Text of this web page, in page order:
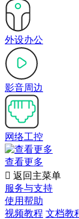
外设办公
影音周边
网络工控
查看更多
 返回主菜单
服务与支持
使用帮助
视频教程 文档教